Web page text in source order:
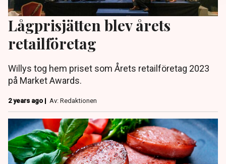
Lågprisjätten blev årets
retailföretag
Willys tog hem priset som Årets retailföretag 2023
på Market Awards.
2 years ago | Av: Redaktionen